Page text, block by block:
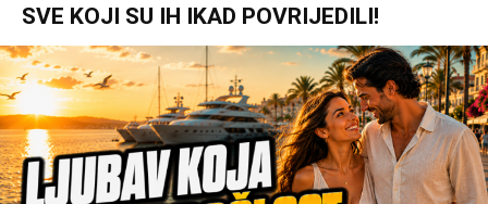
SVE KOJI SU IH IKAD POVRIJEDILI!